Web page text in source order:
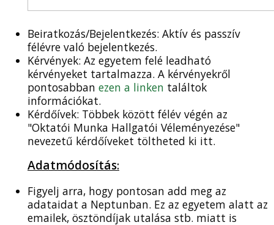
Beiratkozás/Bejelentkezés: Aktív és passzív
félévre való bejelentkezés.
Kérvények: Az egyetem felé leadható
kérvényeket tartalmazza. A kérvényekről
pontosabban ezen a linken találtok
információkat.
Kérdőívek: Többek között félév végén az
"Oktatói Munka Hallgatói Véleményezése"
nevezetű kérdőíveket töltheted ki itt.
Adatmódosítás:
Figyelj arra, hogy pontosan add meg az
adataidat a Neptunban. Ez az egyetem alatt az
emailek, ösztöndíjak utalása stb. miatt is